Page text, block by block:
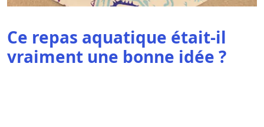
Ce repas aquatique était-il
vraiment une bonne idée ?